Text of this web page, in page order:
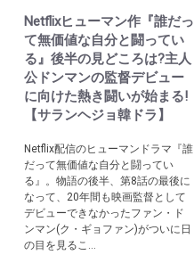
Netflixヒューマン作『誰だっ
て無価値な自分と闘ってい
る』後半の見どころは?主人
公ドンマンの監督デビュー
に向けた熱き闘いが始まる!
【サランヘジョ韓ドラ】
Netflix配信のヒューマンドラマ『誰
だって無価値な自分と闘ってい
る』。物語の後半、第8話の最後に
なって、20年間も映画監督として
デビューできなかったファン・ド
ンマン(ク・ギョファン)がついに日
の目を見るこ...